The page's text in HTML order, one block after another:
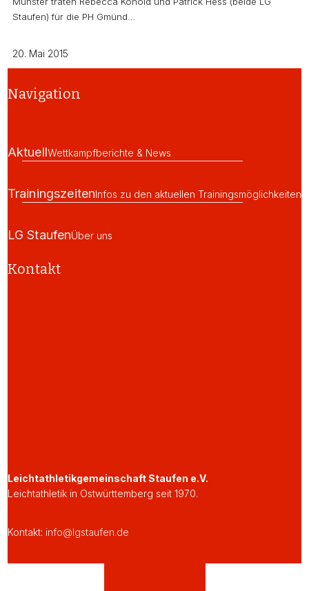
Staufen) für die PH Gmünd…
20. Mai 2015
Navigation
AktuellWettkampfberichte & News
TrainingszeitenInfos zu den aktuellen Trainingsmöglichkeiten
LG StaufenÜber uns
Kontakt
Leichtathletikgemeinschaft Staufen e.V.
Leichtathletik in Ostwürttemberg seit 1970.
Kontakt: info@lgstaufen.de